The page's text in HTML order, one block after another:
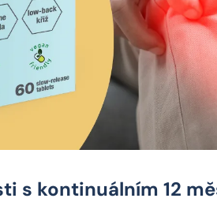
s kontinuálním 12